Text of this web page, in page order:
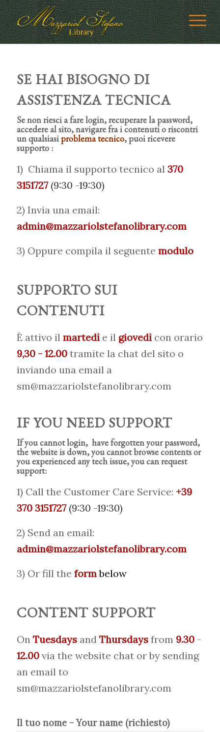
SE HAI BISOGNO DI
ASSISTENZA TECNICA
Se non riesci a fare login, recuperare la password,
accedere al sito, navigare fra i contenuti o riscontri
un qualsiasiproblema tecnico, puoi ricevere
supporto :
1) Chiama il supporto tecnico al 370
3151727 (9:30 -19:30)
2) Invia una email:
admin@mazzariolstefanolibrary.com
3) Oppure compila il seguente modulo
SUPPORTO SUI
CONTENUTI
È attivo il martedìe il giovedìcon orario
9,30 - 12.00tramite la chat del sito o
inviando una email a
sm@mazzariolstefanolibrary.com
IF YOU NEED SUPPORT
If you cannot login, have forgotten your password,
the website is down, you cannot browse contents or
you experienced any tech issue, you can request
support:
1) Call the Customer Care Service: +39
370 3151727 (9:30 -19:30)
2) Send an email:
admin@mazzariolstefanolibrary.com
3) Or fill the formbelow
CONTENT SUPPORT
On Tuesdaysand Thursdaysfrom 9.30-
12.00via the website chat or by sending
an email to
sm@mazzariolstefanolibrary.com
Il tuo nome - Your name (richiesto)